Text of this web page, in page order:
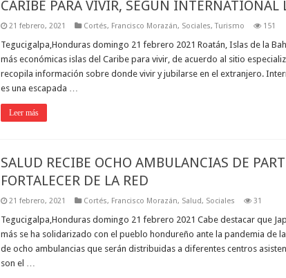
CARIBE PARA VIVIR, SEGÚN INTERNATIONAL
21 febrero, 2021 Cortés, Francisco Morazán, Sociales,Turismo 151
Tegucigalpa,Honduras domingo 21 febrero 2021 Roatán, Islas de la
más económicas islas del Caribe para vivir, de acuerdo al sitio
recopila información sobre donde vivir y jubilarse en el extranjero.
es una escapada …
Leer más
SALUD RECIBE OCHO AMBULANCIAS DE
FORTALECER DE LA RED
21 febrero, 2021 Cortés, Francisco Morazán, Salud, Sociales 31
Tegucigalpa,Honduras domingo 21 febrero 2021 Cabe destacar que
más se ha solidarizado con el pueblo hondureño ante la pandemia de
de ocho ambulancias que serán distribuidas a diferentes centros
son el …